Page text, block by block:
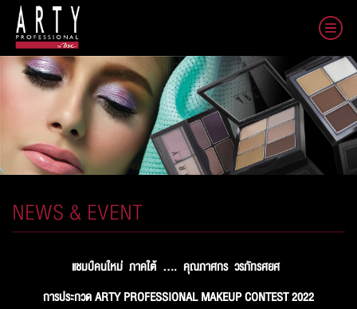
NEWS & EVENT
แชมป์คนใหม่ ภาคใต้ .... คุณภาศกร วรภัทรศยศ
การประกวดARTY PROFESSIONAL MAKEUP CONTEST 2022